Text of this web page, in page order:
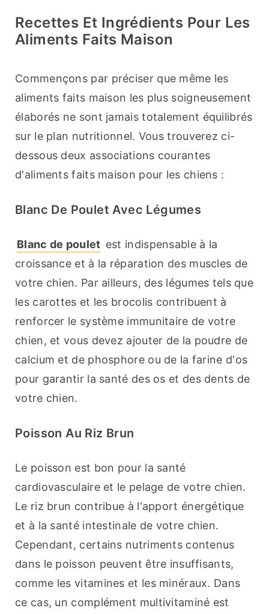
Recettes Et Ingrédients Pour Les
Aliments Faits Maison
Commençons par préciser que même les
aliments faits maison les plus soigneusement
élaborés ne sont jamais totalement équilibrés
sur le plan nutritionnel. Vous trouverez ci-
dessous deux associations courantes
d'aliments faits maison pour les chiens :
Blanc De Poulet Avec Légumes
Blanc de poulet est indispensable à la
croissance et à la réparation des muscles de
votre chien. Par ailleurs, des légumes tels que
les carottes et les brocolis contribuent à
renforcer le système immunitaire de votre
chien, et vous devez ajouter de la poudre de
calcium et de phosphore ou de la farine d'os
pour garantir la santé des os et des dents de
votre chien.
Poisson Au Riz Brun
Le poisson est bon pour la santé
cardiovasculaire et le pelage de votre chien.
Le riz brun contribue à l'apport énergétique
et à la santé intestinale de votre chien.
Cependant, certains nutriments contenus
dans le poisson peuvent être insuffisants,
comme les vitamines et les minéraux. Dans
ce cas, un complément multivitaminé est